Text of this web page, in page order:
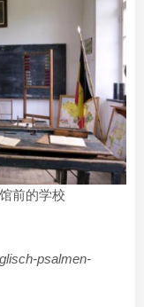
前的学校
psalmen-